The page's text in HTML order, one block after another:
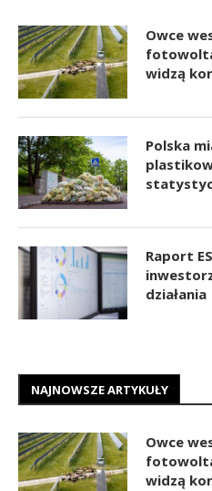
Owce
widzą
Polska
Raport
działania
NAJNOWSZE ARTYKUŁY
Owce
widzą